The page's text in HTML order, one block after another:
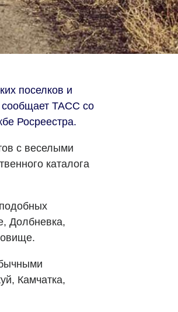
поселков и
сообщает ТАСС со
Росреестра.
с веселыми
каталога
Долбневка,
Камчатка,